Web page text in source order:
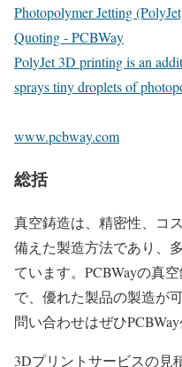
Photopolymer Jetting
Quoting - PCBWay
PolyJet 3D printing is an
sprays tiny droplets of
www.pcbway.com
総括
真空鋳造は、精密性、コ
備えた製造方法であり、
ています。PCBWayの真
で、優れた製品の製造が
問い合わせはぜひ
3Dプリントサービスの見